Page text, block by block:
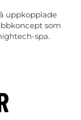
uppkopplade
som
spa.